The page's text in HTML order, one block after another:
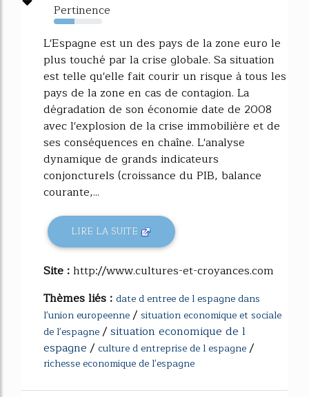
Pertinence
43%
L'Espagne est un des pays de la zone euro le
plus touché par la crise globale. Sa situation
est telle qu'elle fait courir un risque à tous les
pays de la zone en cas de contagion. La
dégradation de son économie date de 2008
avec l'explosion de la crise immobilière et de
ses conséquences en chaîne. L'analyse
dynamique de grands indicateurs
conjoncturels (croissance du PIB, balance
courante,...
LIRE LA SUITE
Site :http://www.cultures-et-croyances.com
Thèmes liés : date d entree de l espagne dans
l'union europeenne/ situation economique et sociale
de l'espagne/situation economique de l
espagne/ culture d entreprise de l espagne/
richesse economique de l'espagne